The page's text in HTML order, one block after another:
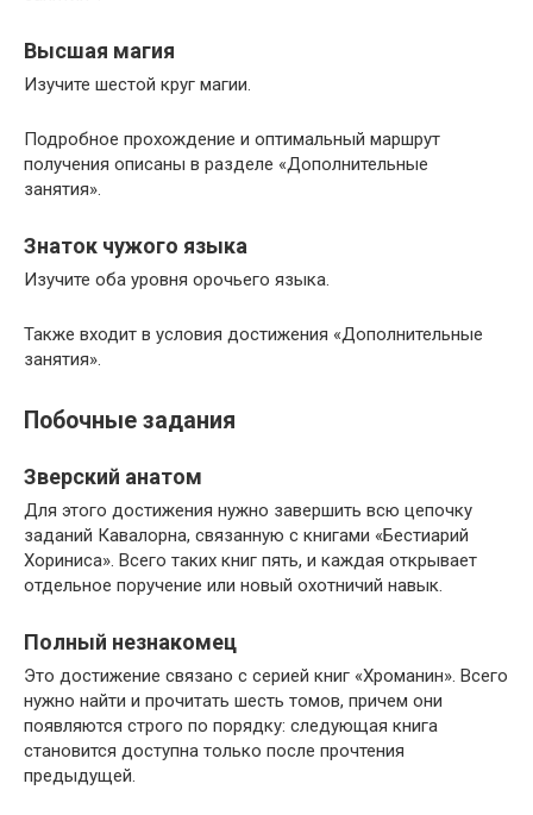
Высшая магия
Изучите шестой круг магии.
Подробное прохождение и оптимальный маршрут
получения описаны в разделе «Дополнительные
занятия».
Знаток чужого языка
Изучите оба уровня орочьего языка.
Также входит в условия достижения «Дополнительные
занятия».
Побочные задания
Зверский анатом
Для этого достижения нужно завершить всю цепочку
заданий Кавалорна, связанную с книгами «Бестиарий
Хориниса». Всего таких книг пять, и каждая открывает
отдельное поручение или новый охотничий навык.
Полный незнакомец
Это достижение связано с серией книг «Хроманин». Всего
нужно найти и прочитать шесть томов, причем они
появляются строго по порядку: следующая книга
становится доступна только после прочтения
предыдущей.